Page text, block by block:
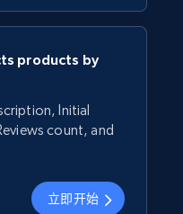
products by
Initial
count, and
立即开始